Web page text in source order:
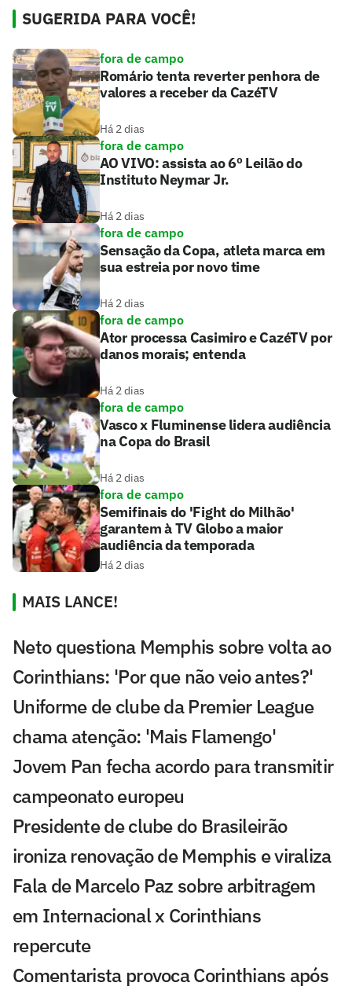
SUGERIDA PARA VOCÊ!
fora de campo
Romário tenta reverter penhora de
valores a receber da CazéTV
Há 2 dias
fora de campo
AO VIVO: assista ao 6º Leilão do
Instituto Neymar Jr.
Há 2 dias
fora de campo
Sensação da Copa, atleta marca em
sua estreia por novo time
Há 2 dias
fora de campo
Ator processa Casimiro e CazéTV por
danos morais; entenda
Há 2 dias
fora de campo
Vasco x Fluminense lidera audiência
na Copa do Brasil
Há 2 dias
fora de campo
Semifinais do 'Fight do Milhão'
garantem à TV Globo a maior
audiência da temporada
Há 2 dias
MAIS LANCE!
Neto questiona Memphis sobre volta ao
Corinthians: 'Por que não veio antes?'
Uniforme de clube da Premier League
chama atenção: 'Mais Flamengo'
Jovem Pan fecha acordo para transmitir
campeonato europeu
Presidente de clube do Brasileirão
ironiza renovação de Memphis e viraliza
Fala de Marcelo Paz sobre arbitragem
em Internacional x Corinthians
repercute
Comentarista provoca Corinthians após